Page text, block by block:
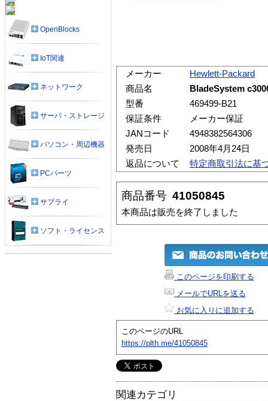
メーカー
Hewlett-Packard
商品名
BladeSystem
型番
469499-B21
保証条件
メーカー保証
JANコード
4948382564306
発売日
2008年4月24日
返品について
特定商取引法に基
商品番号 41050845
本商品は販売を終了しました
このページを印刷する
メールでURLを送る
お気に入りに追加する
このページのURL
https://plth.me/41050845
関連カテゴリ
OpenBlocks
IoT関連
ネットワーク
サーバ・ストレージ
パソコン・周辺機器
PCパーツ
サプライ
ソフト・ライセンス